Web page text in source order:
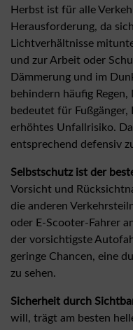
Herbst ist für alle
Herausforderung, da
Lichtverhältnisse
und zur Arbeit oder
Dämmerung und im
behindern häufig
bedeutet für
erhöhtes Unfallrisiko.
entsprechend defensiv
Selbstschutz ist der
Vorsicht und
die anderen
oder E-Scooter-Fahrer
der vorsichtigste
geringe Chancen, eine
zu sehen.
Sicherheit durch
will, trägt am besten